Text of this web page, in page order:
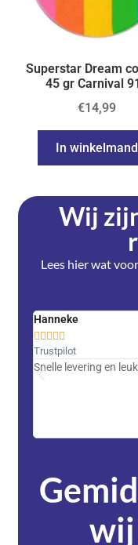
Superstar Dream
45 gr Carnival
€14,99
In winkelmand
Wij
Lees hier wat
Hanneke
    
Trustpilot
Snelle levering en
wij